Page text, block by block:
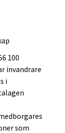
100
invandrare
i
som